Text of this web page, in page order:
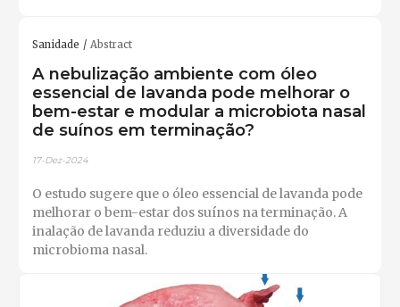
Sanidade Abstract
A nebulização ambiente com óleo
essencial de lavanda pode melhorar o
bem-estar e modular a microbiota nasal
de suínos em terminação?
17-Dez-2024
O estudo sugere que o óleo essencial de lavanda pode
melhorar o bem-estar dos suínos na terminação. A
inalação de lavanda reduziu a diversidade do
microbioma nasal.